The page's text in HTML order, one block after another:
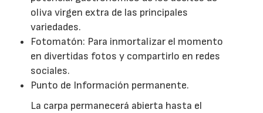
oliva virgen extra de las principales
variedades.
Fotomatón: Para inmortalizar el momento
en divertidas fotos y compartirlo en redes
sociales.
Punto de Información permanente.
La carpa permanecerá abierta hasta el